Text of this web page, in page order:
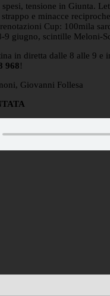
tensione in Giunta.
e minacce
Cup: 100mila
9 giugno, scintille Meloni-
in diretta dalle 8 alle 9 e
968!
Giovanni Follesa